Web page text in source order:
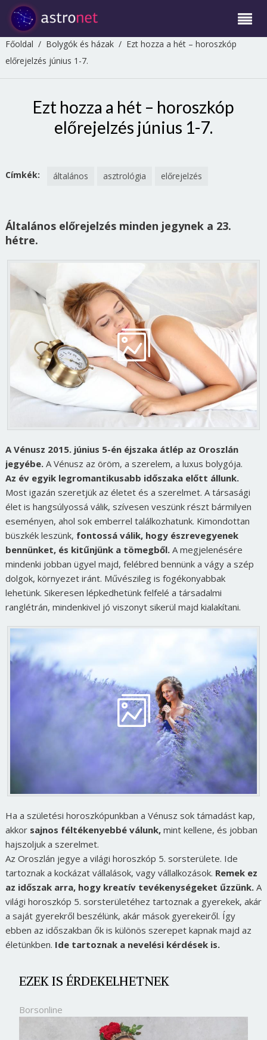
Főoldal / Bolygók és házak/ Ezt hozza a hét – horoszkóp
előrejelzés június 1-7.
Ezt hozza a hét – horoszkóp
előrejelzés június 1-7.
Címkék: általános asztrológia előrejelzés
Általános előrejelzés minden jegynek a 23.
hétre.
A Vénusz 2015. június 5-én éjszaka átlép az Oroszlán
jegyébe.A Vénusz az öröm, a szerelem, a luxus bolygója.
Az év egyik legromantikusabb időszaka előtt állunk.
Most igazán szeretjük az életet és a szerelmet. A társasági
élet is hangsúlyossá válik, szívesen veszünk részt bármilyen
eseményen, ahol sok emberrel találkozhatunk. Kimondottan
büszkék leszünk, fontossá válik, hogy észrevegyenek
bennünket, és kitűnjünk a tömegből.A megjelenésére
mindenki jobban ügyel majd, felébred bennünk a vágy a szép
dolgok, környezet iránt. Művészileg is fogékonyabbak
lehetünk. Sikeresen lépkedhetünk felfelé a társadalmi
ranglétrán, mindenkivel jó viszonyt sikerül majd kialakítani.
Ha a születési horoszkópunkban a Vénusz sok támadást kap,
akkor sajnos féltékenyebbé válunk,mint kellene, és jobban
hajszoljuk a szerelmet.
Az Oroszlán jegye a világi horoszkóp 5. sorsterülete. Ide
tartoznak a kockázat vállalások, vagy vállalkozások. Remek ez
az időszak arra, hogy kreatív tevékenységeket űzzünk.A
világi horoszkóp 5. sorsterületéhez tartoznak a gyerekek, akár
a saját gyerekről beszélünk, akár mások gyerekeiről. Így
ebben az időszakban ők is különös szerepet kapnak majd az
életünkben. Ide tartoznak a nevelési kérdések is.
EZEK IS ÉRDEKELHETNEK
Borsonline